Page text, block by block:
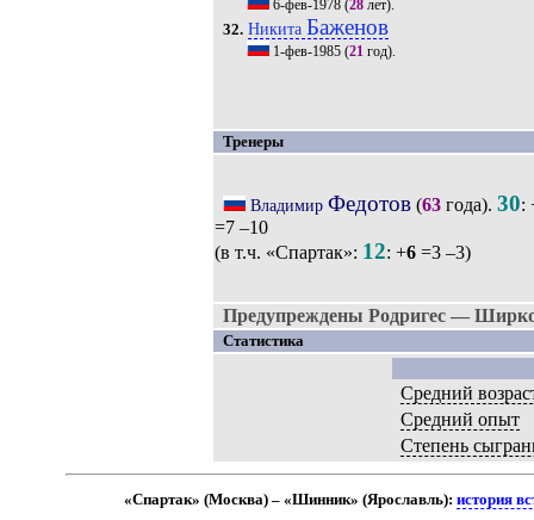
6-фев-1978(28лет).
32. Никита Баженов
1-фев-1985(21год).
Тренеры
Владимир Федотов(63года). 30:
=7 –10
(в т.ч. «Спартак»: 12: +6 =3 –3)
Предупреждены Родригес —
Статистика
Средний
Средний опыт
Степень
«Спартак» (Москва) – «Шинник» (Ярославль):история